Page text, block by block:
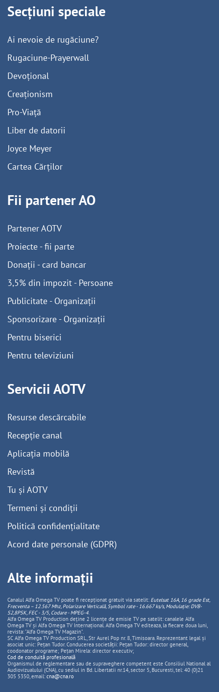
Secțiuni speciale
Ai nevoie de rugăciune?
Rugaciune-Prayerwall
Devoțional
Creaționism
Pro-Viață
Liber de datorii
Joyce Meyer
Cartea Cărților
Fii partener AO
Partener AOTV
Proiecte - fii parte
Donații - card bancar
3,5% din impozit - Persoane
Publicitate - Organizații
Sponsorizare - Organizații
Pentru biserici
Pentru televiziuni
Servicii AOTV
Resurse descărcabile
Recepție canal
Aplicația mobilă
Revistă
Tu și AOTV
Termeni și condiții
Politică confidențialitate
Acord date personale (GDPR)
Alte informații
Canalul Alfa Omega TV poate fi recepționat gratuit via satelit: Eutelsat 16A, 16 grade Est,
Frecventa – 12.567 Mhz, PolarizareVerticală, Symbol rate - 16.667 ks/s, Modulație: DVB-
S2,8PSK, FEC - 3/5, Codare - MPEG-4.
Alfa Omega TV Production deține 2 licențe de emisie TV pe satelit: canalele Alfa
Omega TV și Alfa Omega TV Internațional. Alfa Omega TV editeaza, la fiecare doua luni,
revista: "Alfa Omega TV Magazin".
SC Alfa Omega TV Production SRL, Str Aurel Pop nr. 8, Timisoara. Reprezentant legal și
asociat unic: Pețan Tudor. Conducerea societății: Pețan Tudor: director general,
coodonator programe; Pețan Mirela: director executiv;
Cod de conduită profesională
Organismul de reglementare sau de supraveghere competent este Consiliul National al
Audiovizualului (CNA), cu sediul in Bd. Libertatii nr.14, sector 5, Bucuresti, tel: 40 (0)21
305 5350, email: cna@cna.ro